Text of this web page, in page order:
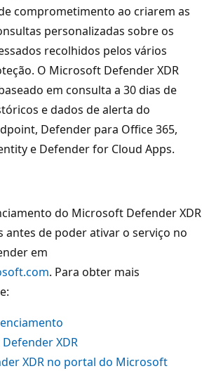
comprometimento ao criarem as
personalizadas sobre os
recolhidos pelos vários
O Microsoft Defender XDR
em consulta a 30 dias de
e dados de alerta do
Defender para Office 365,
e Defender for Cloud Apps.
do Microsoft Defender XDR
antes de poder ativar o serviço no
em
. Para obter mais
XDR
XDR no portal do Microsoft